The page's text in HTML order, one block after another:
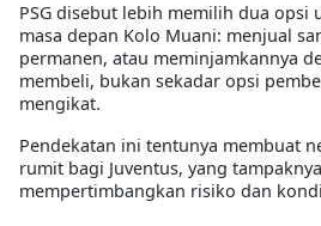
PSG disebut lebih memilih dua opsi
masa depan Kolo Muani: menjual
permanen, atau meminjamkannya
membeli, bukan sekadar opsi
mengikat.
Pendekatan ini tentunya membuat
rumit bagi Juventus, yang
mempertimbangkan risiko dan